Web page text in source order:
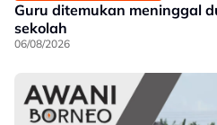
Guru ditemukan meninggal
sekolah
06/08/2026